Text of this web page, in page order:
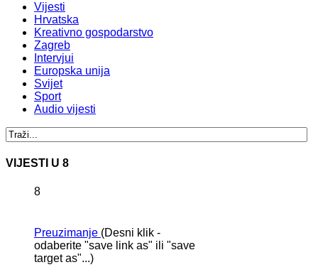
Vijesti
Hrvatska
Kreativno gospodarstvo
Zagreb
Intervjui
Europska unija
Svijet
Sport
Audio vijesti
VIJESTI U 8
8
Preuzimanje (Desni klik -
odaberite "save link as" ili "save
target as"...)